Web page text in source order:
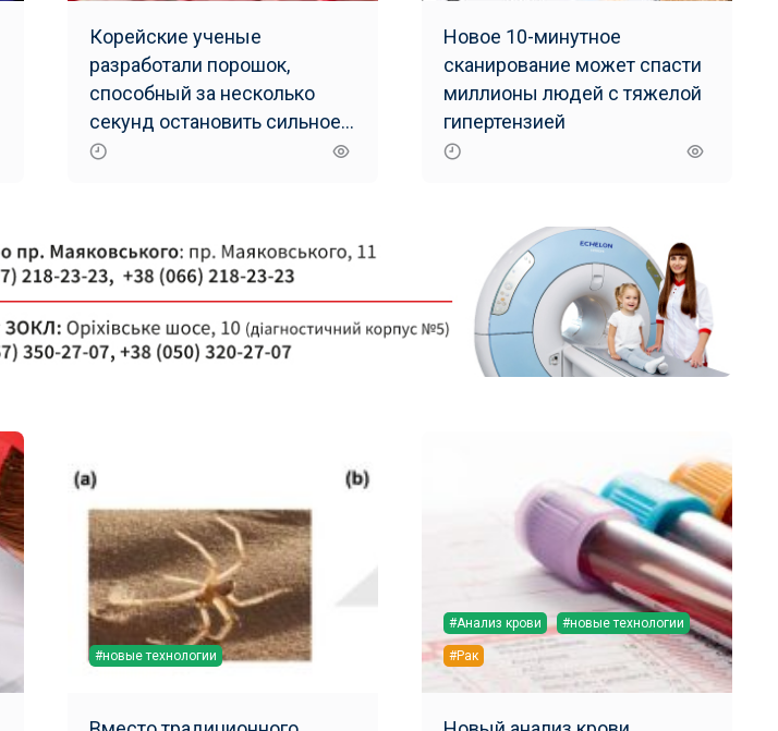
Корейские ученые
разработали порошок,
способный за несколько
секунд остановить сильное
кровотечение.
Новое 10-минутное
сканирование может спасти
миллионы людей с тяжелой
гипертензией
#новые технологии
#Анализ крови #новые технологии
#Рак